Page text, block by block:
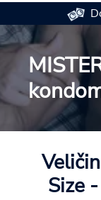
Skip to main content
Size